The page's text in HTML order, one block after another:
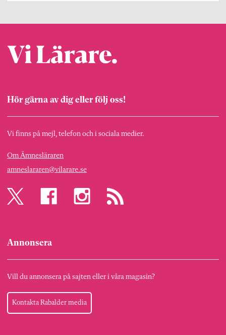
Hör gärna av dig eller följ oss!
Vi finns på mejl, telefon och i sociala medier.
Om Ämnesläraren
amneslararen@vilarare.se
Annonsera
Vill du annonsera på sajten eller i våra magasin?
Kontakta Rabalder media